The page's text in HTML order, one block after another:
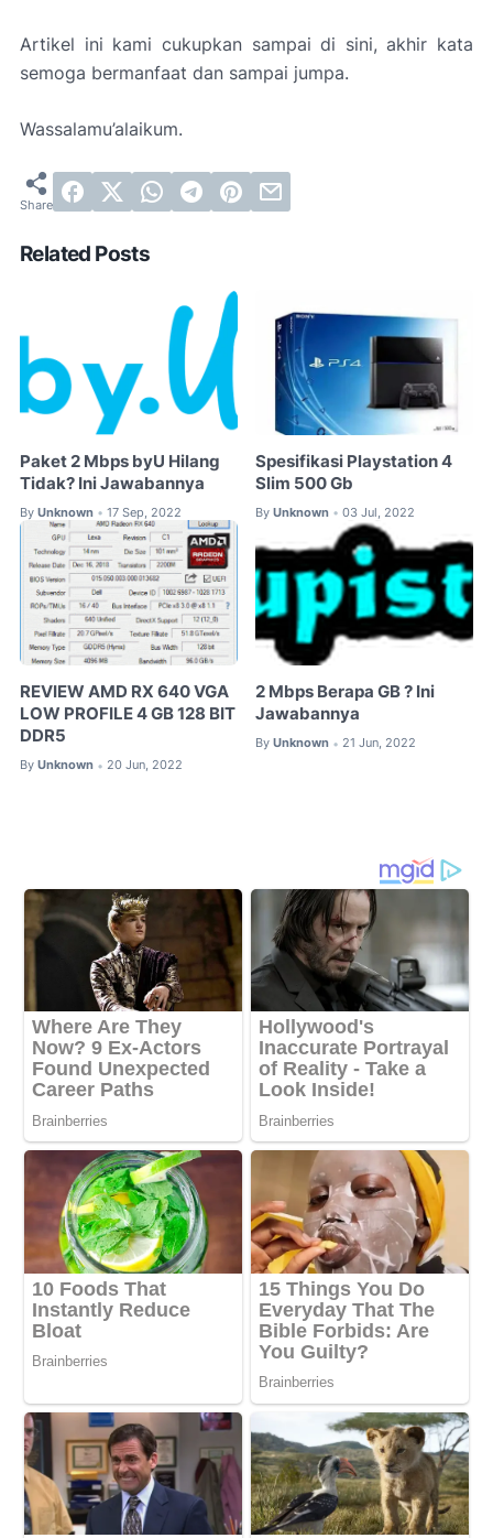
Artikel ini kami cukupkan sampai di sini, akhir kata
semoga bermanfaat dan sampai jumpa.
Wassalamu’alaikum.
Related Posts
Paket 2 Mbps byU Hilang
Tidak? Ini Jawabannya
By Unknown • 17 Sep, 2022
Spesifikasi Playstation 4
Slim 500 Gb
By Unknown • 03 Jul, 2022
REVIEW AMD RX 640 VGA
LOW PROFILE 4 GB 128 BIT
DDR5
By Unknown • 20 Jun, 2022
2 Mbps Berapa GB ? Ini
Jawabannya
By Unknown • 21 Jun, 2022